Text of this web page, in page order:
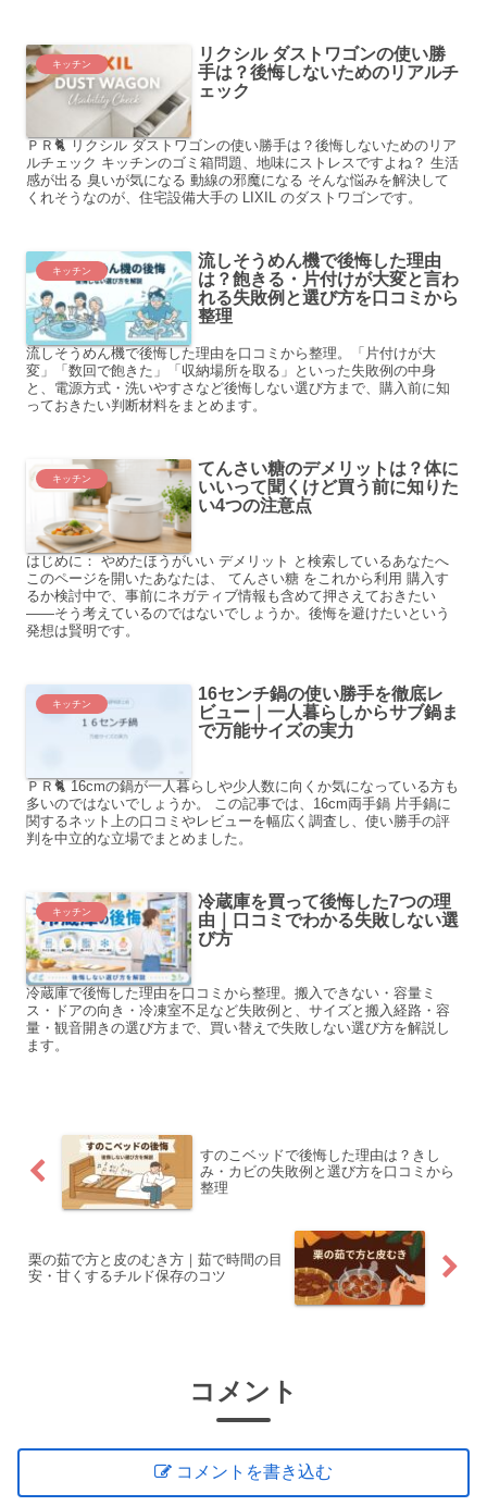
キッチン
リクシル ダストワゴンの使い勝
手は？後悔しないためのリアルチ
ェック
ＰＲ🐈 リクシル ダストワゴンの使い勝手は？後悔しないためのリア
ルチェック キッチンのゴミ箱問題、地味にストレスですよね？ 生活
感が出る 臭いが気になる 動線の邪魔になる そんな悩みを解決して
くれそうなのが、住宅設備大手の LIXIL のダストワゴンです。
キッチン
流しそうめん機で後悔した理由
は？飽きる・片付けが大変と言わ
れる失敗例と選び方を口コミから
整理
流しそうめん機で後悔した理由を口コミから整理。「片付けが大
変」「数回で飽きた」「収納場所を取る」といった失敗例の中身
と、電源方式・洗いやすさなど後悔しない選び方まで、購入前に知
っておきたい判断材料をまとめます。
キッチン
てんさい糖のデメリットは？体に
いいって聞くけど買う前に知りた
い4つの注意点
はじめに： やめたほうがいい デメリット と検索しているあなたへ
このページを開いたあなたは、 てんさい糖 をこれから利用 購入す
るか検討中で、事前にネガティブ情報も含めて押さえておきたい
――そう考えているのではないでしょうか。後悔を避けたいという
発想は賢明です。
キッチン
16センチ鍋の使い勝手を徹底レ
ビュー｜一人暮らしからサブ鍋ま
で万能サイズの実力
ＰＲ🐈 16cmの鍋が一人暮らしや少人数に向くか気になっている方も
多いのではないでしょうか。 この記事では、16cm両手鍋 片手鍋に
関するネット上の口コミやレビューを幅広く調査し、使い勝手の評
判を中立的な立場でまとめました。
キッチン
冷蔵庫を買って後悔した7つの理
由｜口コミでわかる失敗しない選
び方
冷蔵庫で後悔した理由を口コミから整理。搬入できない・容量ミ
ス・ドアの向き・冷凍室不足など失敗例と、サイズと搬入経路・容
量・観音開きの選び方まで、買い替えで失敗しない選び方を解説し
ます。
すのこベッドで後悔した理由は？きし
み・カビの失敗例と選び方を口コミから
整理
栗の茹で方と皮のむき方｜茹で時間の目
安・甘くするチルド保存のコツ
コメント
コメントを書き込む